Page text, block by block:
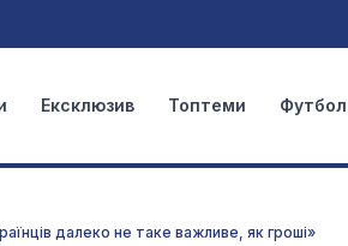
Ексклюзив Топтеми Футбол
далеко не таке важливе, як гроші»